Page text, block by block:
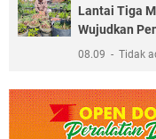
Lantai Tiga
Wujudkan
08.09 Tidak